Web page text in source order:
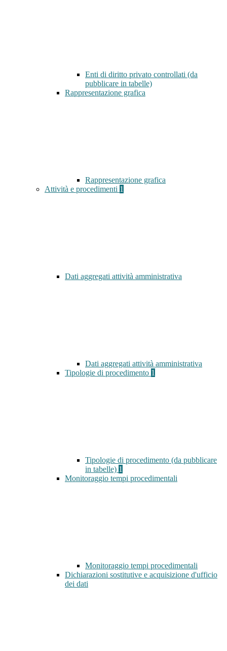
Enti di diritto privato controllati (da
pubblicare in tabelle)
Rappresentazione grafica
Rappresentazione grafica
Attività e procedimenti 1
Dati aggregati attività amministrativa
Dati aggregati attività amministrativa
Tipologie di procedimento 1
Tipologie di procedimento (da pubblicare
in tabelle) 1
Monitoraggio tempi procedimentali
Monitoraggio tempi procedimentali
Dichiarazioni sostitutive e acquisizione d'ufficio
dei dati